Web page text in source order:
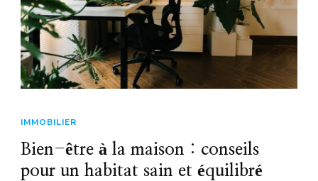
IMMOBILIER
Bien-être à la maison : conseils
pour un habitat sain et équilibré